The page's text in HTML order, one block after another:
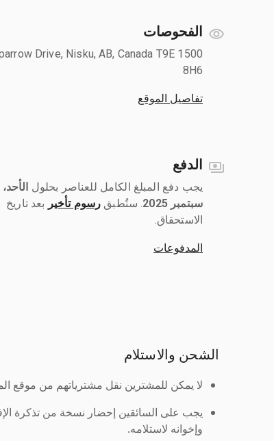
الفحوصات
Sparrow Drive, Nisku, AB, Canada T9E
8H6
تفاصيل الموقع
الدفع
يجب دفع المبلغ الكامل للعناصر بحلول ‎
سبتمبر 2025
‎. ستُطبق رسوم تأخير بعد تاريخ
الاستحقاق.
المدفوعات
الشحن والاستلام
لا يمكن للمشترين نقل مشترياتهم من موقع
يجب على السائقين إحضار نسخة من تذكرة
وإخوانه لاستلامه.